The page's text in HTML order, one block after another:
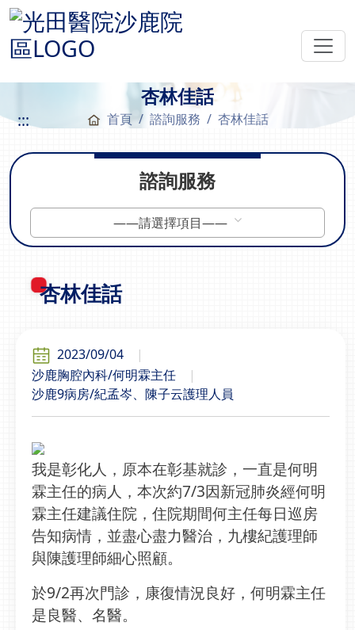
杏林佳話
::: 首頁 諮詢服務 杏林佳話
諮詢服務
——請選擇項目——
杏林佳話
2023/09/04
沙鹿胸腔內科/何明霖主任
沙鹿9病房/紀孟岑、陳子云護理人員
我是彰化人，原本在彰基就診，一直是何明
霖主任的病人，本次約7/3因新冠肺炎經何明
霖主任建議住院，住院期間何主任每日巡房
告知病情，並盡心盡力醫治，九樓紀護理師
與陳護理師細心照顧。
於9/2再次門診，康復情況良好，何明霖主任
是良醫、名醫。